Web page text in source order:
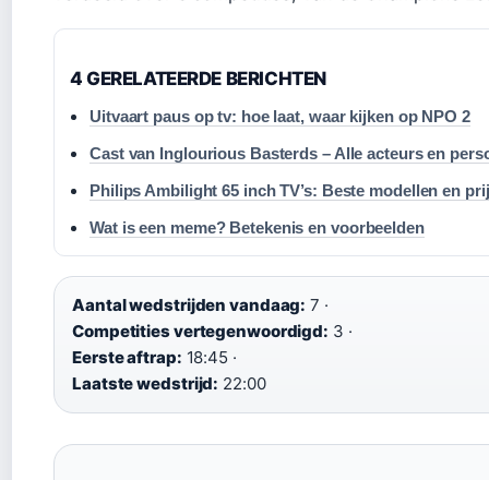
4 GERELATEERDE BERICHTEN
Uitvaart paus op tv: hoe laat, waar kijken op NPO 2
Cast van Inglourious Basterds – Alle acteurs en
Philips Ambilight 65 inch TV’s: Beste modellen en
Wat is een meme? Betekenis en voorbeelden
Aantal wedstrijden vandaag: 7 ·
Competities vertegenwoordigd: 3 ·
Eerste aftrap: 18:45 ·
Laatste wedstrijd: 22:00